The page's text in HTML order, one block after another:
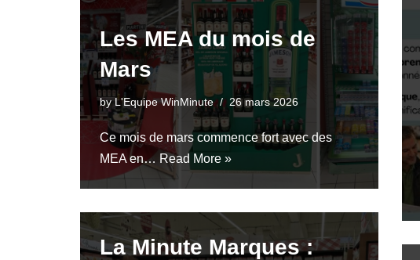
Les MEA du mois de
Mars
byL'Equipe WinMinute 26 mars 2026
Ce mois de mars commence fort avec des
MEA en… Read More »
La Minute Marques :